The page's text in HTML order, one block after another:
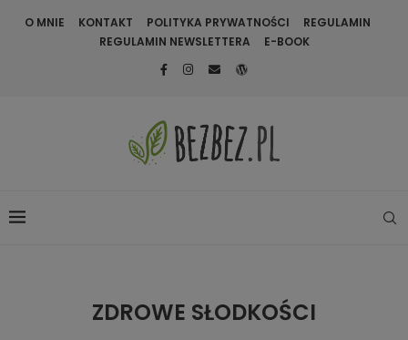
O MNIE KONTAKT POLITYKA PRYWATNOŚCI
REGULAMIN
REGULAMIN NEWSLETTERA
E-BOOK
ZDROWE SŁODKOŚCI